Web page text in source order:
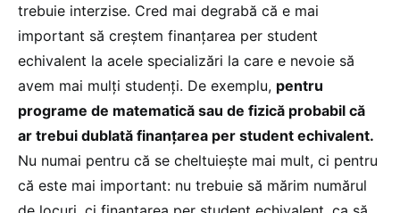
trebuie interzise. Cred mai degrabă că e mai
important să creștem finanțarea per student
echivalent la acele specializări la care e nevoie să
avem mai mulți studenți. De exemplu, pentru
programe de matematică sau de fizică probabil că
ar trebui dublată finanțarea per student echivalent.
Nu numai pentru că se cheltuiește mai mult, ci pentru
că este mai important: nu trebuie să mărim numărul